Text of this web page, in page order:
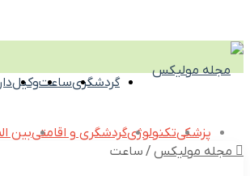
گردشگریساعتوکیل
پزشکیتکنولوژیگردشگری و اقامتیبین
مجله مولیکس / ساعت